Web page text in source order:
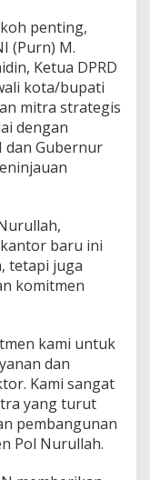
penting,
(Purn) M.
Ketua DPRD
kota/bupati
mitra strategis
dengan
dan Gubernur
baru ini
tetapi juga
komitmen
kami untuk
dan
Kami sangat
yang turut
pembangunan
Pol Nurullah.